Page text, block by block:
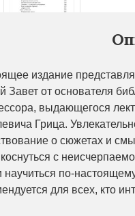
издание
Завет от основателя
выдающегося
Грица.
о сюжетах и
с
научиться по-
для всех, кто